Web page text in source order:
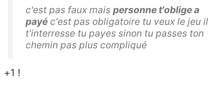
c'est pas faux mais personne t'oblige a
payé c'est pas obligatoire tu veux le jeu il
t'interresse tu payes sinon tu passes ton
chemin pas plus compliqué
+1 !